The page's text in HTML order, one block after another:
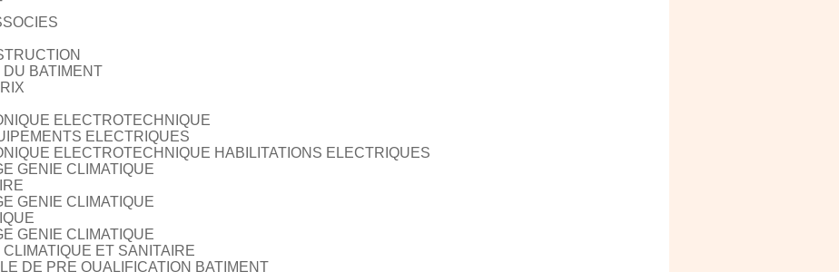
BATIMENT
ELECTROTECHNIQUE
ELECTRIQUES
ELECTROTECHNIQUE HABILITATIONS ELECTRIQUES
GENIE CLIMATIQUE
GENIE CLIMATIQUE
GENIE CLIMATIQUE
ET SANITAIRE
DE PRE QUALIFICATION BATIMENT